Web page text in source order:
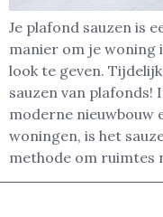
Je plafond sauzen is
manier om je woning
look te geven.
sauzen van plafonds!
moderne nieuwbouw
woningen, is het
methode om ruimtes